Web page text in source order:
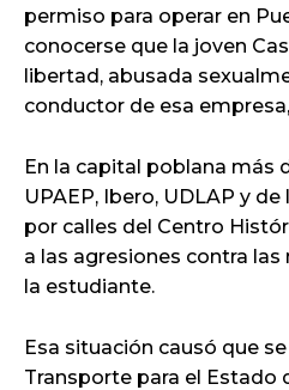
permiso para operar en
conocerse que la joven
libertad, abusada
conductor de esa
En la capital poblana más
UPAEP, Ibero, UDLAP y
por calles del Centro
a las agresiones contra
la estudiante.
Esa situación causó que
Transporte para el Estado